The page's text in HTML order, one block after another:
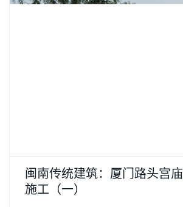
闽南传统建筑：厦门路头宫庙
施工（一）